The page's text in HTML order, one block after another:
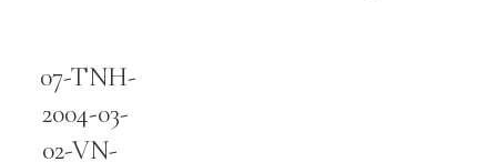
07-TNH-
2004-03-
02-VN-